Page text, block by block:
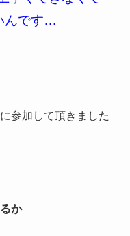
んです…
参加して頂きました
か